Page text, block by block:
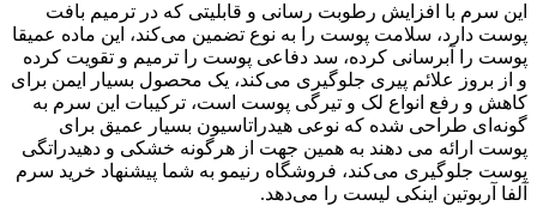
این سرم با افزایش رطوبت رسانی و قابلیتی که در ترمیم بافت
پوست دارد، سلامت پوست را به نوع تضمین می‌کند، این ماده عمیقا
پوست را آبرسانی کرده، سد دفاعی پوست را ترمیم و تقویت کرده
و از بروز علائم پیری جلوگیری می‌کند، یک محصول بسیار ایمن برای
کاهش و رفع انواع لک و تیرگی پوست است، ترکیبات این سرم به
گونه‌ای طراحی شده که نوعی هیدراتاسیون بسیار عمیق برای
پوست ارائه می دهند به همین جهت از هرگونه خشکی و دهیدراتگی
پوست جلوگیری می‌کند، فروشگاه رنیمو به شما پیشنهاد خرید سرم
آلفا آربوتین اینکی لیست را می‌دهد.